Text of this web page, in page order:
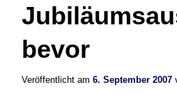
bevor
Veröffentlicht am 6. September 2007